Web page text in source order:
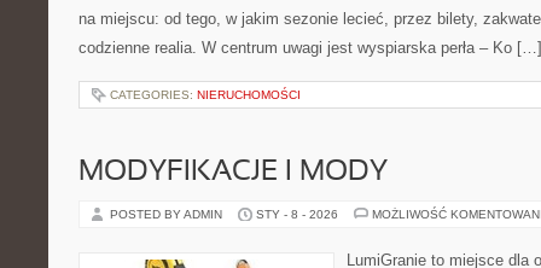
na miejscu: od tego, w jakim sezonie lecieć, przez bilety,
codzienne realia. W centrum uwagi jest wyspiarska perła – Ko […]
CATEGORIES: NIERUCHOMOŚCI
MODYFIKACJE I MODY
POSTED BY ADMIN STY - 8 - 2026 MOŻLIWOŚĆ
LumiGranie to miejsce dla